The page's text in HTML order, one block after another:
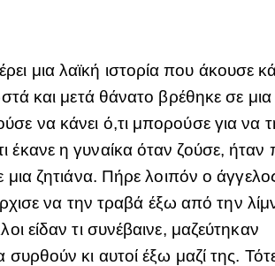
μια λαϊκή ιστορία που άκουσε
και μετά θάνατο βρέθηκε σε μια
να κάνει ό,τι μπορούσε για να
η γυναίκα όταν ζούσε, ήταν
ζητιάνα. Πήρε λοιπόν ο
να την τραβά έξω από την
είδαν τι συνέβαινε, μαζεύτηκαν
κι αυτοί έξω μαζί της.